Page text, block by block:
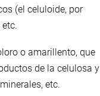
(el celuloide, por
o amarillento, que
de la celulosa y
etc.